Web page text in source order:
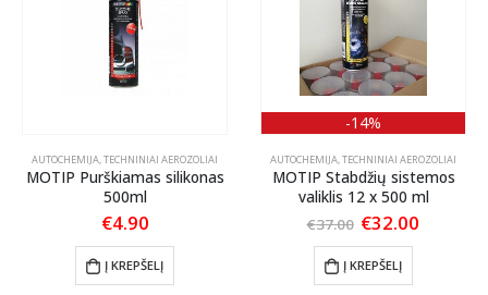
AUTOCHEMIJA,TECHNINIAI AEROZOLIAI
MOTIP Purškiamas silikonas
500ml
€4.90
Į KREPŠELĮ
-14%
AUTOCHEMIJA,TECHNINIAI AEROZOLIAI
MOTIP Stabdžių sistemos
valiklis 12 x 500 ml
€37.00 Original
was:
€37.00.
€32.00
Į KREPŠELĮ